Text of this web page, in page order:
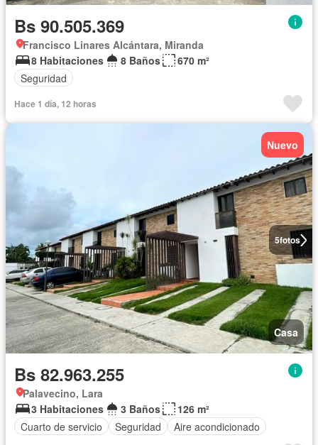
Bs 90.505.369
Francisco Linares Alcántara, Miranda
8 Habitaciones
8 Baños
670 m²
Seguridad
Hace 1 día, 12 horas
5fotos
Nuevo
Casa
Bs 82.963.255
Palavecino, Lara
3 Habitaciones
3 Baños
126 m²
Cuarto de servicio
Seguridad Aire acondicionado